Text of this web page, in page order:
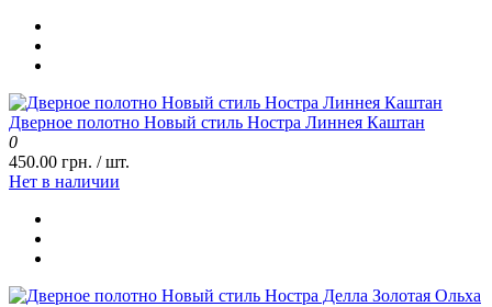
Дверное полотно Новый стиль Ностра Линнея Каштан
0
450.00 грн. / шт.
Нет в наличии